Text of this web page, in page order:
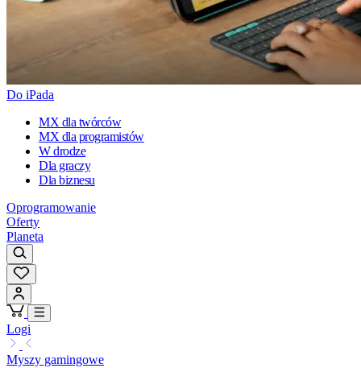
Do iPada
MX dla twórców
MX dla programistów
W drodze
Dla graczy
Dla biznesu
Oprogramowanie
Oferty
Planeta
Logi
Myszy gamingowe